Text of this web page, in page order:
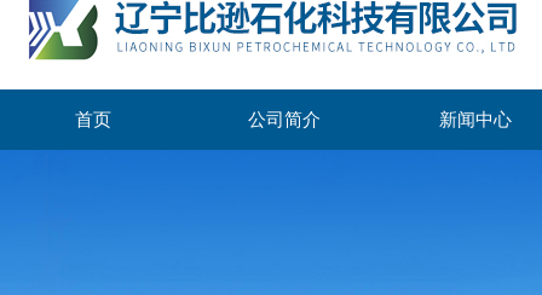
首页 公司简介 新闻中心